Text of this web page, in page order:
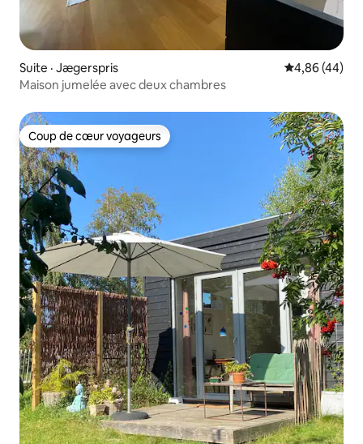
Suite · Jægerspris Note
4,86 (44)
Maison jumelée avec deux chambres
Coup de cœur voyageurs
Coup de cœur voyageurs